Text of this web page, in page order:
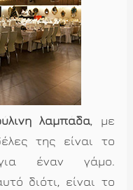
λαμπάδα, με
της είναι το
για έναν γάμο.
διότι, είναι το